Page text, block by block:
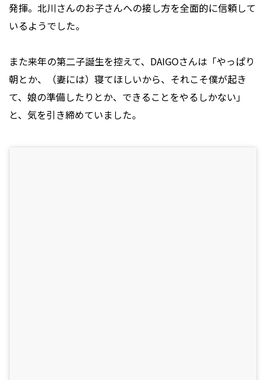
発揮。北川さんのお子さんへの接し方を全面的に信頼して
いるようでした。
また来年の第二子誕生を控えて、DAIGOさんは「やっぱり
朝とか、（妻には）寝てほしいから、それこそ僕が起き
て、娘の準備したりとか、できることをやるしかない」
と、気を引き締めていました。